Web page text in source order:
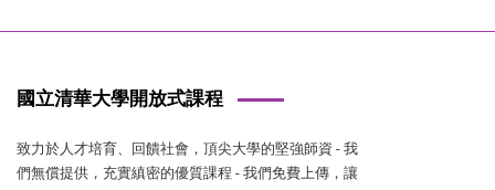
國立清華大學開放式課程
致力於人才培育、回饋社會，頂尖大學的堅強師資 - 我
們無償提供，充實縝密的優質課程 - 我們免費上傳，讓